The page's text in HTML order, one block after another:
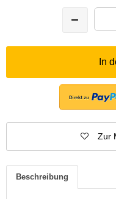
In
Zur
Beschreibung